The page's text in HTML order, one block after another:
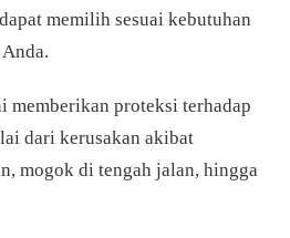
memilih sesuai kebutuhan
memberikan proteksi terhadap
dari kerusakan akibat
mogok di tengah jalan, hingga